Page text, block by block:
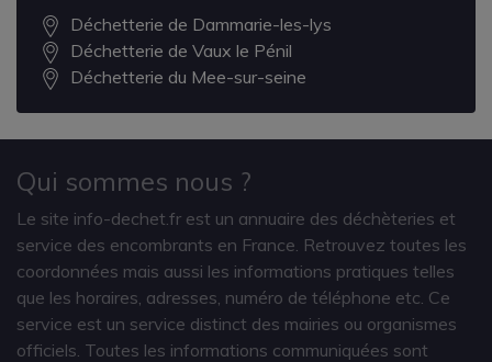
Déchetterie de Dammarie-les-lys
Déchetterie de Vaux le Pénil
Déchetterie du Mee-sur-seine
Qui sommes nous ?
Le site info-dechet.fr est un annuaire des déchèteries et
service des encombrants en France. Retrouvez toutes les
coordonnées mais aussi les informations pratiques telles
que les horaires, adresses, numéro de téléphone etc. Ce
service est un service distinct des mairies ou organismes
officiels. Toutes les informations communiquées sont